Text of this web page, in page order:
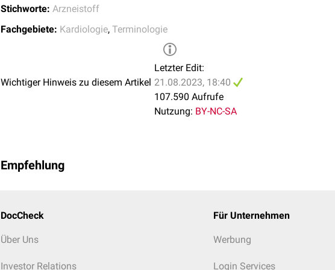
Pyrazinamid,Rifampicin
Triple-Therapie nach koronarer Stentimplantation
Clopidogrel
Antikoagulation
Tripletherapie als Prophylaxe von Übelkeit und Erbrechen bei Chemotherapie:
5-HT3-Rezeptor-Antagonist
Stichworte: Arzneistoff
Fachgebiete: Kardiologie, Terminologie
Wichtiger Hinweis zu diesem Artikel
Letzter Edit:
21.08.2023, 18:40
107.590 Aufrufe
Nutzung: BY-NC-SA
Empfehlung
DocCheck
Über Uns
Investor Relations
Für Unternehmen
Werbung
Login Services